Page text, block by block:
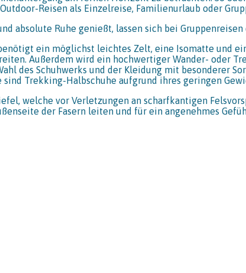
Reisen als Einzelreise, Familienurlaub oder
absolute Ruhe genießt, lassen sich bei
ein möglichst leichtes Zelt, eine Isomatte und
Außerdem wird ein hochwertiger Wander- oder
des Schuhwerks und der Kleidung mit besonderer
Trekking-Halbschuhe aufgrund ihres geringen
welche vor Verletzungen an scharfkantigen
der Fasern leiten und für ein angenehmes